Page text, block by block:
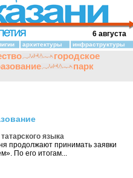
6 августа
архитектуры инфраструктуры
городское
парк
языка
продолжают принимать заявки
По его итогам...